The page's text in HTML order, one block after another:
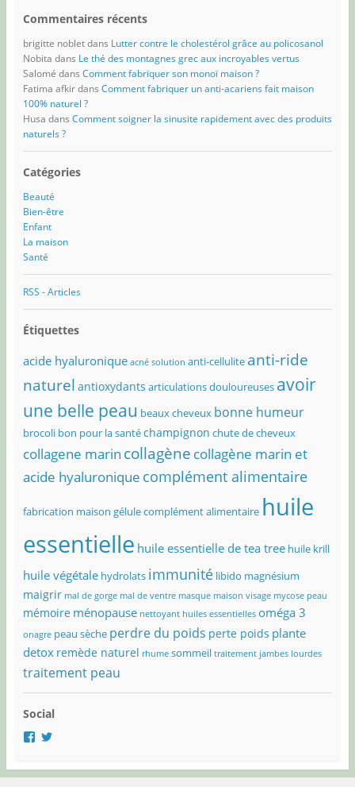
Commentaires récents
brigitte nobletdans Lutter contre le cholestérol grâce au policosanol
Nobita dans Le thé des montagnes grec aux incroyables vertus
Salomé dans Comment fabriquer son monoï maison ?
Fatima afkirdans Comment fabriquer un anti-acariens fait maison
100% naturel ?
Husa dans Comment soigner la sinusite rapidement avec des produits
naturels ?
Catégories
Beauté
Bien-être
Enfant
La maison
Santé
RSS - Articles
Étiquettes
acide hyaluronique acné solution anti-cellulite anti-ride
naturel antioxydants articulations douloureuses avoir
une belle peau beaux cheveux bonne humeur
brocoli bon pour la santé champignon chute de cheveux
collagene marin collagène collagène marin et
acide hyaluronique complément alimentaire
fabrication maison gélule complément alimentaire huile
essentielle huile essentielle de tea tree huile krill
huile végétale hydrolats immunité libido magnésium
maigrir mal de gorge mal de ventre masque maison visage mycose peau
mémoire ménopause nettoyant huiles essentielles oméga 3
onagre peau sèche perdre du poids perte poids plante
detox remède naturel rhume sommeil traitement jambes lourdes
traitement peau
Social
VoirVoir